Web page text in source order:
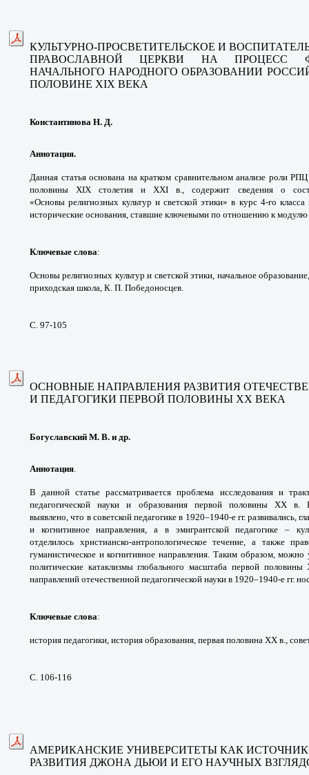
КУЛЬТУРНО-ПРОСВЕТИТЕЛЬСКОЕ И
ПРАВОСЛАВНОЙ ЦЕРКВИ НА ПРОЦЕСС
НАЧАЛЬНОГО НАРОДНОГО ОБРАЗОВАНИИ
ПОЛОВИНЕ XIX ВЕКА
Константинова Н. Д.
Аннотация.
Данная статья основана накратком сравнительном анализе роли
половиныXIX столетия и XXI в., содержит сведения о
«Основырелигиозных культур и светской этики» в курс 4-го
исторические основания, ставшие ключевыми по отношению к
Ключевые слова:
Основы религиозных культури светской этики, начальное
приходская школа, К. П. Победоносцев.
С. 97-105
ОСНОВНЫЕ НАПРАВЛЕНИЯ РАЗВИТИЯ
И ПЕДАГОГИКИ ПЕРВОЙ ПОЛОВИНЫ ХХ ВЕКА
Богуславский М. В. и др.
Аннотация.
В данной статье рассматриваетсяпроблема исследования и
педагогической наукии образования первой половины ХХ
выявлено,что в советской педагогике в 1920–1940-е гг.развивались,
и когнитивное направления,а в эмигрантской педагогике –
отделилось христианско-антропологическое течение, а также
гуманистическое и когнитивное направления. Таким образом, можно
политические катаклизмыглобального масштаба первой
направлений отечественной педагогической науки в 1920–1940-е гг.
Ключевые слова:
история педагогики, история образования, первая половина XX в.,
С. 106-116
АМЕРИКАНСКИЕ УНИВЕРСИТЕТЫ КАК
РАЗВИТИЯ ДЖОНА ДЬЮИ И ЕГО НАУЧНЫХ